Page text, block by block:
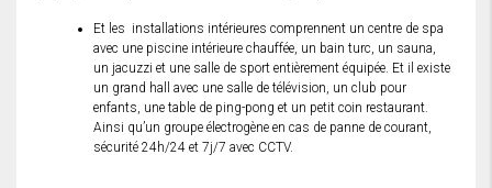
Et les installations intérieures comprennent un centre de spa
avec une piscine intérieure chauffée, un bain turc, un sauna,
un jacuzzi et une salle de sport entièrement équipée. Et il existe
un grand hall avec une salle de télévision, un club pour
enfants, une table de ping-pong et un petit coin restaurant.
Ainsi qu’un groupe électrogène en cas de panne de courant,
sécurité 24h/24 et 7j/7 avec CCTV.